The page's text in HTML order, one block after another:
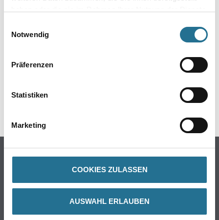
Notwendig
Präferenzen
Statistiken
Marketing
COOKIES ZULASSEN
AUSWAHL ERLAUBEN
ZUSATZINFOS
EAN
4003982434166
WDV-Systeme